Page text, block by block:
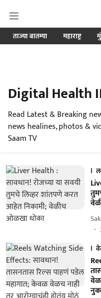
ताज्या बातम्या महाराष्ट्र
Digital Health
Read Latest & Breaking
news healines, photos &
Saam TV